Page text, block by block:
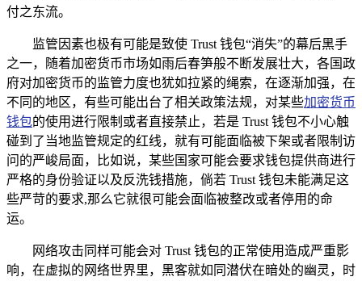
付之东流。
监管因素也极有可能是致使 Trust 钱包“消失”的幕后黑手
之一，随着加密货币市场如雨后春笋般不断发展壮大，各国政
府对加密货币的监管力度也犹如拉紧的绳索，在逐渐加强，在
不同的地区，有些可能出台了相关政策法规，对某些加密货币
钱包的使用进行限制或者直接禁止，若是 Trust 钱包不小心触
碰到了当地监管规定的红线，就有可能面临被下架或者限制访
问的严峻局面，比如说，某些国家可能会要求钱包提供商进行
严格的身份验证以及反洗钱措施，倘若 Trust 钱包未能满足这
些严苛的要求,那么它就很可能会面临被整改或者停用的命
运。
网络攻击同样可能会对 Trust 钱包的正常使用造成严重影
响，在虚拟的网络世界里，黑客就如同潜伏在暗处的幽灵，时